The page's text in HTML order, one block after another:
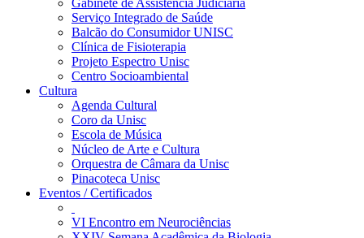
Serviço Integrado de Saúde
Balcão do Consumidor UNISC
Clínica de Fisioterapia
Projeto Espectro Unisc
Centro Socioambiental
Cultura
Agenda Cultural
Coro da Unisc
Escola de Música
Núcleo de Arte e Cultura
Orquestra de Câmara da Unisc
Pinacoteca Unisc
Eventos / Certificados
VI Encontro em Neurociências